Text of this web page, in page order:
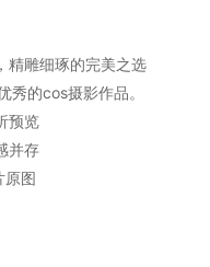
精雕细琢的完美之选
的cos摄影作品。
预览
并存
原图